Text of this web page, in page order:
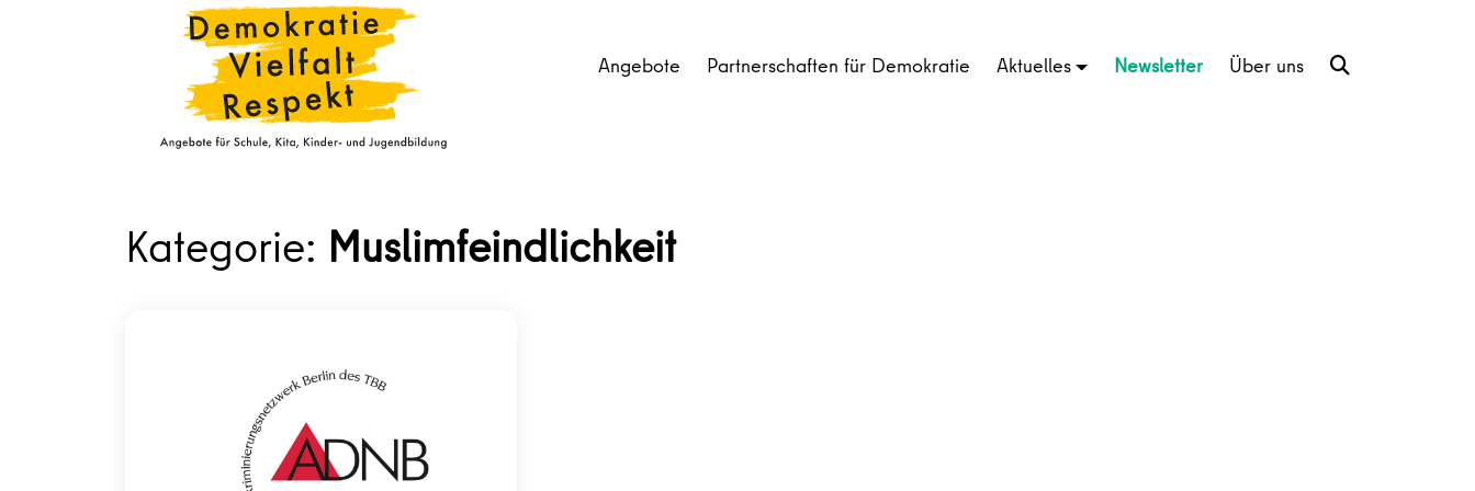
Angebote Partnerschaften für Demokratie Aktuelles Newsletter Über uns
Kategorie: Muslimfeindlichkeit